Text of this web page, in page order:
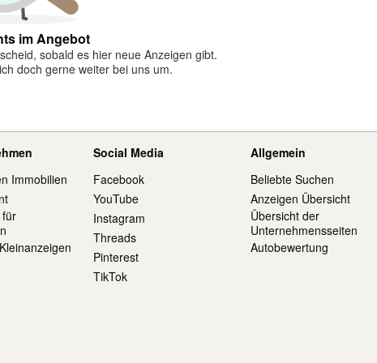
im Angebot
sobald es hier neue Anzeigen gibt.
doch gerne weiter bei uns um.
Immobilien
für
Social Media
Facebook
YouTube
Instagram
Threads
Pinterest
TikTok
Allgemein
Beliebte Suchen
Anzeigen Übersicht
Übersicht der
Unternehmensseiten
Autobewertung